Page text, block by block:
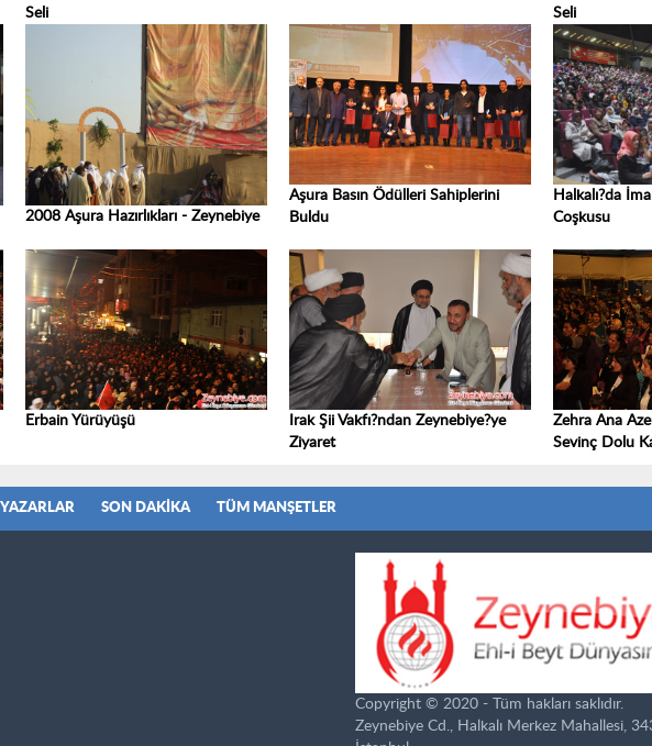
Seli
Seli
2008 Aşura Hazırlıkları - Zeynebiye
Aşura Basın Ödülleri Sahiplerini
Buldu
Halkalı?da
Coşkusu
Erbain Yürüyüşü
Irak Şii Vakfı?ndan Zeynebiye?ye
Ziyaret
Zehra Ana
Sevinç Dolu
YAZARLAR SON DAKIKA TÜM MANŞETLER
Copyright © 2020 - Tüm hakları saklıdır.
Zeynebiye Cd., Halkalı Merkez Mahallesi,